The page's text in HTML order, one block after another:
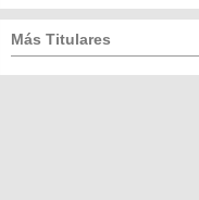
Más Titulares